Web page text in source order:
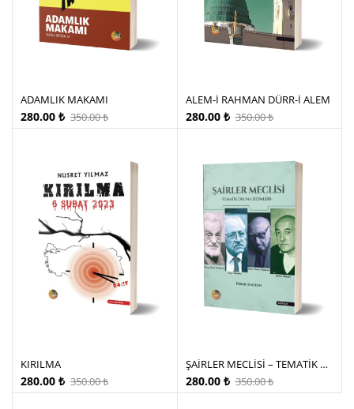
ADAMLIK MAKAMI
350.00₺
280.00 ₺
ALEM-İ RAHMAN DÜRR-İ ALEM
350.00₺
280.00 ₺
KIRILMA
350.00₺
280.00 ₺
ŞAİRLER MECLİSİ – TEMATİK OKUMA BİÇİMLERİ
350.00₺
280.00 ₺